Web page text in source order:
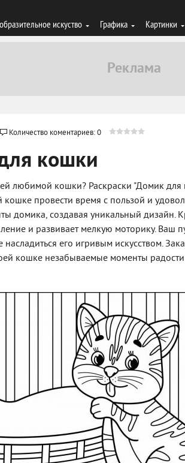
искуство Графика Картинки
Количество коментариев: 0
кошки
любимой кошки? Раскраски "Домик для
провести время с пользой и
домика, создавая уникальный дизайн.
и развивает мелкую моторику. Ваш
насладиться его игривым искусством.
кошке незабываемые моменты